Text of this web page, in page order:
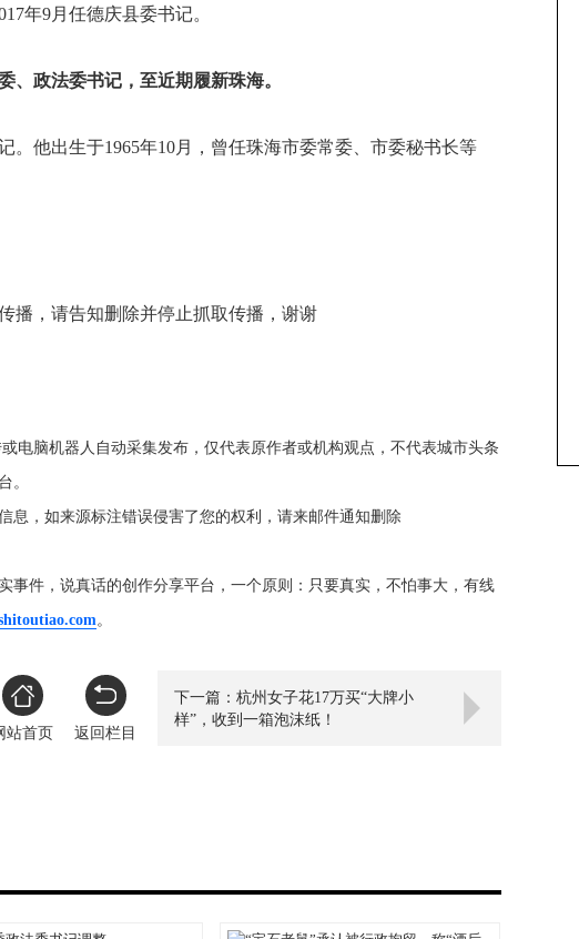
年9月任德庆县委书记。
、政法委书记，至近期履新珠海。
。他出生于1965年10月，曾任珠海市委常委、市委秘书长等
播，请告知删除并停止抓取传播，谢谢
电脑机器人自动采集发布，仅代表原作者或机构观点，不代表城市头条
。
息，如来源标注错误侵害了您的权利，请来邮件通知删除
事件，说真话的创作分享平台，一个原则：只要真实，不怕事大，有线
。
站首页 返回栏目
下一篇：杭州女子花17万买“大牌小
样”，收到一箱泡沫纸！